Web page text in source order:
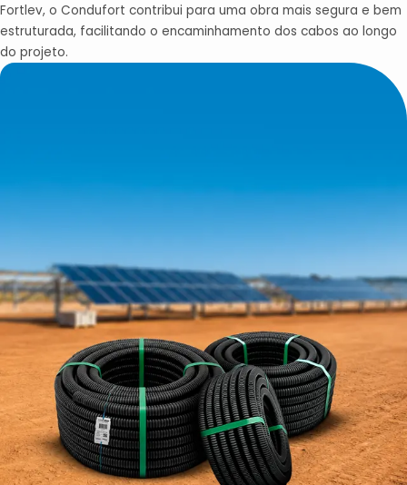
Fortlev, o Condufort contribui para uma obra mais segura e bem
estruturada, facilitando o encaminhamento dos cabos ao longo
do projeto.